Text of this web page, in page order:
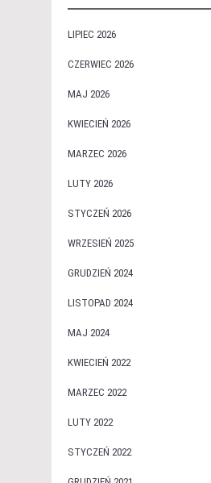
LIPIEC 2026
CZERWIEC 2026
MAJ 2026
KWIECIEŃ 2026
MARZEC 2026
LUTY 2026
STYCZEŃ 2026
WRZESIEŃ 2025
GRUDZIEŃ 2024
LISTOPAD 2024
MAJ 2024
KWIECIEŃ 2022
MARZEC 2022
LUTY 2022
STYCZEŃ 2022